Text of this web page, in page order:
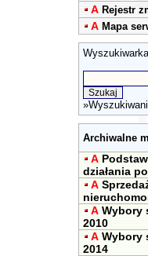
A Rejestr
A Mapa
Wyszukiwarka
»
Archiwalne
A
działania
A
A Wybory
2010
A Wybory
2014